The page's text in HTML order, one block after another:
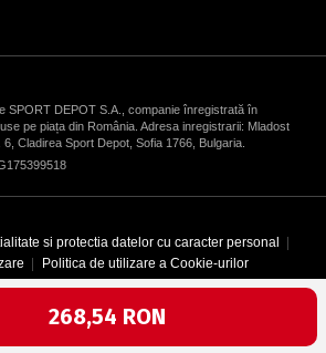
Текуща цена:
268,54 RON
SPORT DEPOT S.A., companie înregistrată în
pe piața din România. Adresa inregistrarii: Mladost
Cladirea Sport Depot, Sofia 1766, Bulgaria.
si protectia datelor cu caracter personal
Politica de utilizare a Cookie-urilor
© 1996-2026 SPORT DEPOT SA
& development by ICYGEN